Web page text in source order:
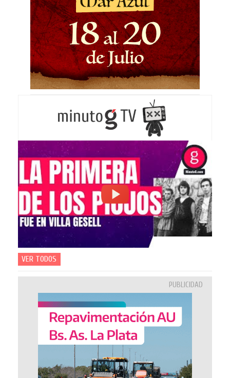
VER TODOS
PUBLICIDAD